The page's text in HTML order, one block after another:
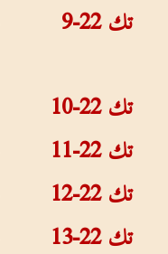
تك 22-9
تك 22-10
تك 22-11
تك 22-12
تك 22-13